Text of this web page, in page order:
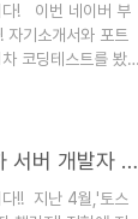
: 2시간 30분
+ 화면 공유환경:
, 개인 자료 참고 불
시험 페이지 및 검
! 이번 네이버 부
자기소개서와 포트
코딩테스트를 봤
행한네이버 부스
제약 크게 x)문제
감독: 무감독환경:
토스페이먼츠 3년 이하 서버 개발자 챌린지 - 서류 및 코딩테스트 합격 회고
!! 지난 4월,'토스